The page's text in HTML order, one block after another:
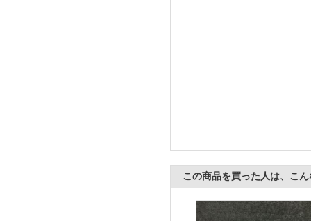
この商品を買った人は、こ